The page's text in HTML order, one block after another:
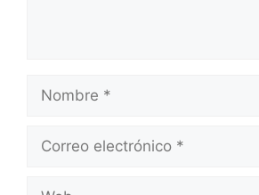
electrónico